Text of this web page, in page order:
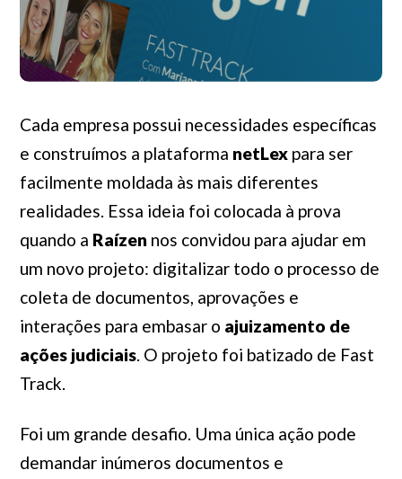
Cada empresa possui necessidades específicas
e construímos a plataforma netLexpara ser
facilmente moldada às mais diferentes
realidades. Essa ideia foi colocada à prova
quando a Raízen nos convidou para ajudar em
um novo projeto: digitalizar todo o processo de
coleta de documentos, aprovações e
interações para embasar o ajuizamento de
ações judiciais. O projeto foi batizado de Fast
Track
Foi um grande desafio. Uma única ação pode
demandar inúmeros documentos e